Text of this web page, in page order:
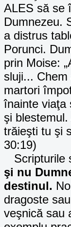
ALES să se
Dumnezeu.
a distrus
Porunci.
prin Moise:
sluji...
martori
înainte viaţa
şi
trăieşti tu şi
30:19)
Scripturile
şi nu
destinul.
dragoste
veşnică sau